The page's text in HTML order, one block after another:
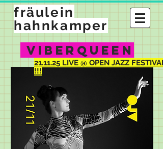
fräulein
hahnkamper
VIBERQUEEN
21.11.25 LIVE @ OPEN JAZZ FESTIVAL
!!!